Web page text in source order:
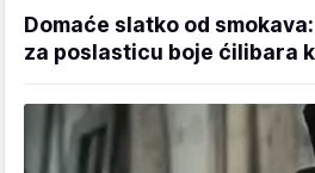
Domaće slatko od
za poslasticu boje ćilibara